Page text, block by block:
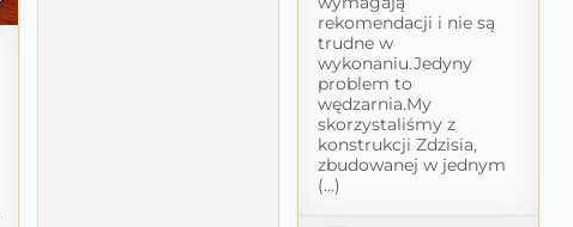
rekomendacji i nie są
trudne w
wykonaniu.Jedyny
problem to
wędzarnia.My
skorzystaliśmy z
konstrukcji Zdzisia,
zbudowanej w jednym
(...)